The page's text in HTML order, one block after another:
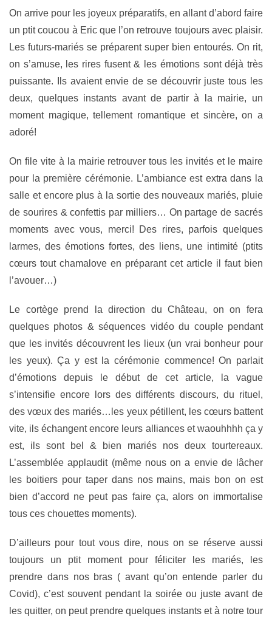
On arrive pour les joyeux préparatifs, en allant d’abord faire
un ptit coucou à Eric que l’on retrouve toujours avec plaisir.
Les futurs-mariés se préparent super bien entourés. On rit,
on s’amuse, les rires fusent & les émotions sont déjà très
puissante. Ils avaient envie de se découvrir juste tous les
deux, quelques instants avant de partir à la mairie, un
moment magique, tellement romantique et sincère, on a
adoré!
On file vite à la mairie retrouver tous les invités et le maire
pour la première cérémonie. L’ambiance est extra dans la
salle et encore plus à la sortie des nouveaux mariés, pluie
de sourires & confettis par milliers… On partage de sacrés
moments avec vous, merci! Des rires, parfois quelques
larmes, des émotions fortes, des liens, une intimité (ptits
cœurs tout chamalove en préparant cet article il faut bien
l’avouer…)
Le cortège prend la direction du Château, on on fera
quelques photos & séquences vidéo du couple pendant
que les invités découvrent les lieux (un vrai bonheur pour
les yeux). Ça y est la cérémonie commence! On parlait
d’émotions depuis le début de cet article, la vague
s’intensifie encore lors des différents discours, du rituel,
des vœux des mariés…les yeux pétillent, les cœurs battent
vite, ils échangent encore leurs alliances et waouhhhh ça y
est, ils sont bel & bien mariés nos deux tourtereaux.
L’assemblée applaudit (même nous on a envie de lâcher
les boitiers pour taper dans nos mains, mais bon on est
bien d’accord ne peut pas faire ça, alors on immortalise
tous ces chouettes moments).
D’ailleurs pour tout vous dire, nous on se réserve aussi
toujours un ptit moment pour féliciter les mariés, les
prendre dans nos bras ( avant qu’on entende parler du
Covid), c’est souvent pendant la soirée ou juste avant de
les quitter, on peut prendre quelques instants et à notre tour